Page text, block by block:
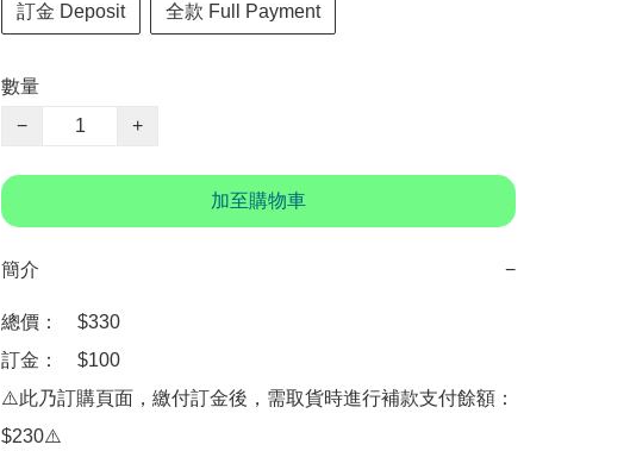
訂金 Deposit 全款 Full Payment
數量
−
+
加至購物車
簡介 −
總價：　$330
訂金：　$100
⚠️此乃訂購頁面，繳付訂金後，需取貨時進行補款支付餘額：
$230⚠️